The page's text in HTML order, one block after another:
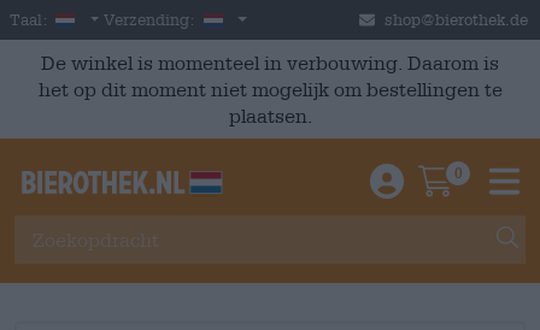
Skip to main content
Taal: Dutch
Verzending: Nederland shop@bierothek.de
De winkel is momenteel in verbouwing. Daarom is
het op dit moment niet mogelijk om bestellingen te
plaatsen.
Einloggen /
0